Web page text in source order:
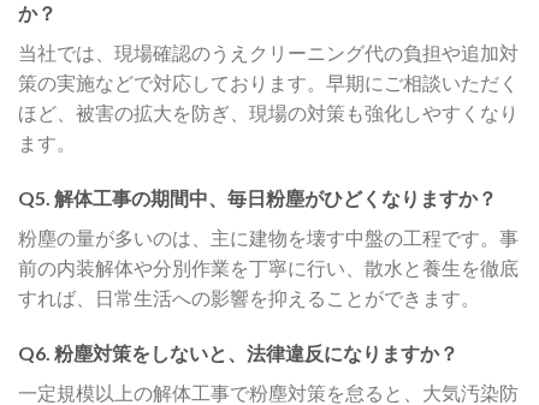
か？
当社では、現場確認のうえクリーニング代の負担や追加対
策の実施などで対応しております。早期にご相談いただく
ほど、被害の拡大を防ぎ、現場の対策も強化しやすくなり
ます。
Q5. 解体工事の期間中、毎日粉塵がひどくなりますか？
粉塵の量が多いのは、主に建物を壊す中盤の工程です。事
前の内装解体や分別作業を丁寧に行い、散水と養生を徹底
すれば、日常生活への影響を抑えることができます。
Q6. 粉塵対策をしないと、法律違反になりますか？
一定規模以上の解体工事で粉塵対策を怠ると、大気汚染防